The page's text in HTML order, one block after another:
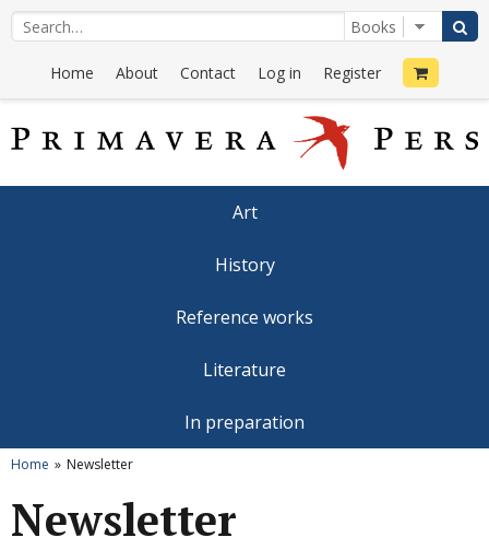
Home About Contact Log in Register
Art
History
Reference works
Literature
In preparation
Home Newsletter
Newsletter